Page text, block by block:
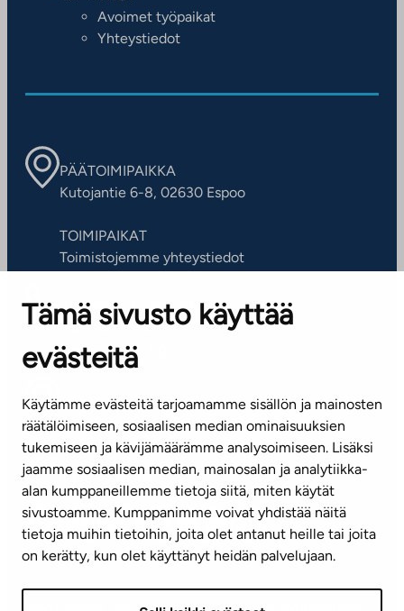
Tämä sivusto käyttää
evästeitä
Käytämme evästeitä tarjoamamme sisällön ja mainosten
räätälöimiseen, sosiaalisen median ominaisuuksien
tukemiseen ja kävijämäärämme analysoimiseen. Lisäksi
jaamme sosiaalisen median, mainosalan ja analytiikka-
alan kumppaneillemme tietoja siitä, miten käytät
sivustoamme. Kumppanimme voivat yhdistää näitä
tietoja muihin tietoihin, joita olet antanut heille tai joita
on kerätty, kun olet käyttänyt heidän palvelujaan.
Avoimet työpaikat
Yhteystiedot
PÄÄTOIMIPAIKKA
Kutojantie 6-8, 02630 Espoo
TOIMIPAIKAT
Toimistojemme yhteystiedot
ASIAKASPALVELUKESKUS
Puh. 045 7734 3777
(arkisin klo 8-16)
info@ta.fi
Tilaa uutiskirje
Mediapankki
TietosuojaselosteSaavutettavuusseloste